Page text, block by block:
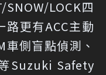
LOCK四
更有ACC主動
側盲點偵測、
Suzuki Safety